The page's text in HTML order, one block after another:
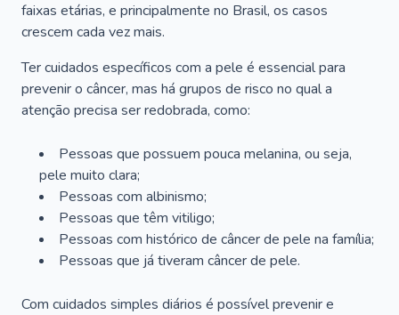
faixas etárias, e principalmente no Brasil, os casos
crescem cada vez mais.
Ter cuidados específicos com a pele é essencial para
prevenir o câncer, mas há grupos de risco no qual a
atenção precisa ser redobrada, como:
Pessoas que possuem pouca melanina, ou seja,
pele muito clara;
Pessoas com albinismo;
Pessoas que têm vitiligo;
Pessoas com histórico de câncer de pele na família;
Pessoas que já tiveram câncer de pele.
Com cuidados simples diários é possível prevenir e